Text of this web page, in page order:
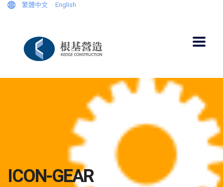
繁體中文 English
ICON-GEAR